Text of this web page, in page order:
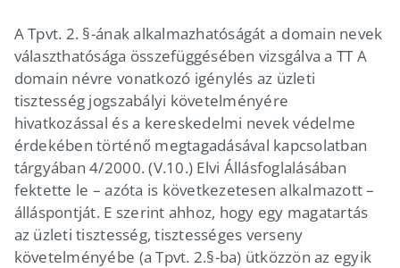
A Tpvt. 2. §-ának alkalmazhatóságát a domain nevek
választhatósága összefüggésében vizsgálva a TT A
domain névre vonatkozó igénylés az üzleti
tisztesség jogszabályi követelményére
hivatkozással és a kereskedelmi nevek védelme
érdekében történő megtagadásával kapcsolatban
tárgyában 4/2000. (V.10.) Elvi Állásfoglalásában
fektette le – azóta is következetesen alkalmazott –
álláspontját. E szerint ahhoz, hogy egy magatartás
az üzleti tisztesség, tisztességes verseny
követelményébe (a Tpvt. 2.§-ba) ütközzön az egyik